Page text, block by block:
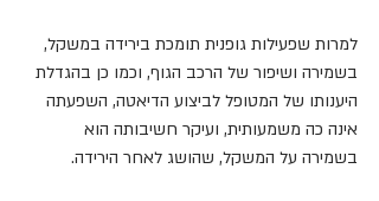
למרות שפעילות גופנית תומכת בירידה במשקל,
בשמירה ושיפור של הרכב הגוף, וכמו כן בהגדלת
היענותו של המטופל לביצוע הדיאטה, השפעתה
אינה כה משמעותית, ועיקר חשיבותה הוא
בשמירה על המשקל, שהושג לאחר הירידה.